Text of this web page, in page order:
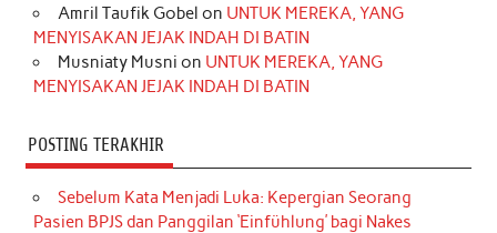
m
t
Amril Taufik Gobel on UNTUK MEREKA, YANG
MENYISAKAN JEJAK INDAH DI BATIN
Musniaty Musni on UNTUK MEREKA, YANG
MENYISAKAN JEJAK INDAH DI BATIN
POSTING TERAKHIR
Sebelum Kata Menjadi Luka: Kepergian Seorang
Pasien BPJS dan Panggilan ‘Einfühlung’ bagi Nakes